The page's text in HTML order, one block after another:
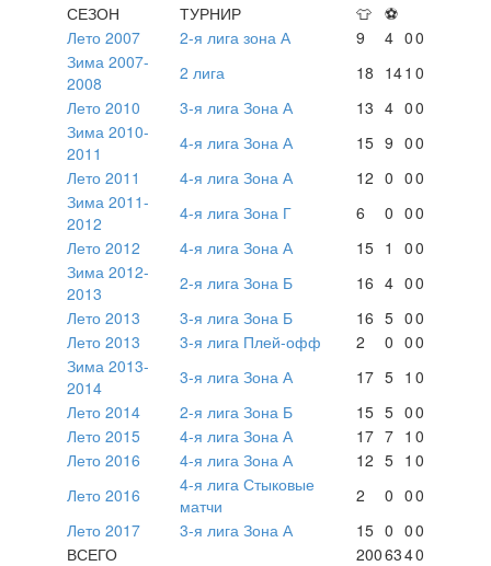
СЕЗОН
ТУРНИР 👕 ⚽
Лето 2007
2-я лига зона А 9 4 00
Зима 2007-
2008
2 лига 18 141 0
Лето 2010
3-я лига Зона А 13 4 00
Зима 2010-
2011
4-я лига Зона А 15 9 00
Лето 2011
4-я лига Зона А 12 0 00
Зима 2011-
2012
4-я лига Зона Г 6 0 00
Лето 2012
4-я лига Зона А 15 1 00
Зима 2012-
2013
2-я лига Зона Б 16 4 00
Лето 2013
3-я лига Зона Б 16 5 00
Лето 2013
3-я лига Плей-офф 2 0 00
Зима 2013-
2014
3-я лига Зона А 17 5 1 0
Лето 2014
2-я лига Зона Б 15 5 00
Лето 2015
4-я лига Зона А 17 7 1 0
Лето 2016
4-я лига Зона А 12 5 1 0
Лето 2016
4-я лига Стыковые
матчи
2 0 00
Лето 2017
3-я лига Зона А 15 0 00
ВСЕГО
2006340